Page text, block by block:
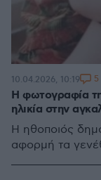
Η φωτογραφία
ηλικία στην
Η ηθοποιός
αφορμή τα
10.04.2026, 10:19 5